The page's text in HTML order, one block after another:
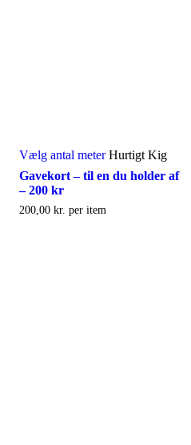
Vælg antal meter Hurtigt Kig
Gavekort – til en du holder af
– 200 kr
200,00 kr. per item